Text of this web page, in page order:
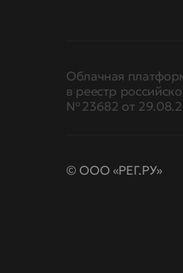
Облачная
в реестр
№ 23682 от
© ООО «РЕГ.РУ»